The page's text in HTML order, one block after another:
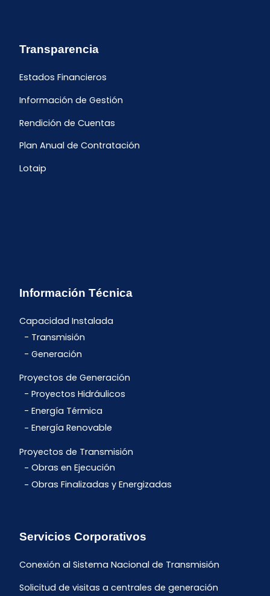
Transparencia
Estados Financieros
Información de Gestión
Rendición de Cuentas
Plan Anual de Contratación
Lotaip
Información Técnica
Capacidad Instalada
Transmisión
Generación
Proyectos de Generación
Proyectos Hidráulicos
Energía Térmica
Energía Renovable
Proyectos de Transmisión
Obras en Ejecución
Obras Finalizadas y Energizadas
Servicios Corporativos
Conexión al Sistema Nacional de Transmisión
Solicitud de visitas a centrales de generación